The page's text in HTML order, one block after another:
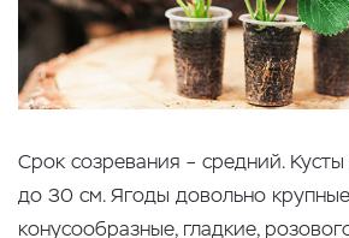
Срок созревания – средний.
до 30 см. Ягоды довольно
конусообразные, гладкие,